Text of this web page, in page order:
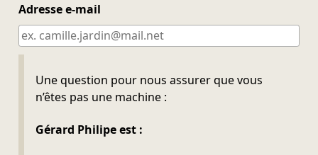
Adresse e-mail
Une question pour nous assurer que vous
n’êtes pas une machine :
Gérard Philipe est :
Ne pas remplir